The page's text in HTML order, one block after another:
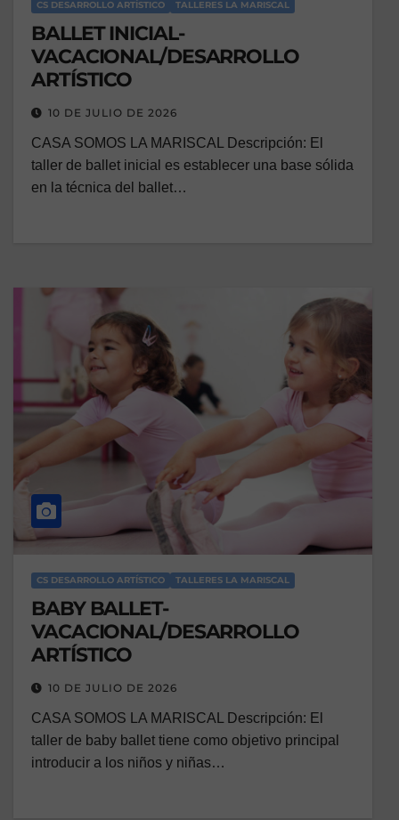
CS DESARROLLO ARTÍSTICO TALLERES LA MARISCAL
BALLET INICIAL-
VACACIONAL/DESARROLLO
ARTÍSTICO
10 DE JULIO DE 2026
CASA SOMOS LA MARISCAL Descripción: El
taller de ballet inicial es establecer una base sólida
en la técnica del ballet…
CS DESARROLLO ARTÍSTICO TALLERES LA MARISCAL
BABY BALLET-
VACACIONAL/DESARROLLO
ARTÍSTICO
10 DE JULIO DE 2026
CASA SOMOS LA MARISCAL Descripción: El
taller de baby ballet tiene como objetivo principal
introducir a los niños y niñas…